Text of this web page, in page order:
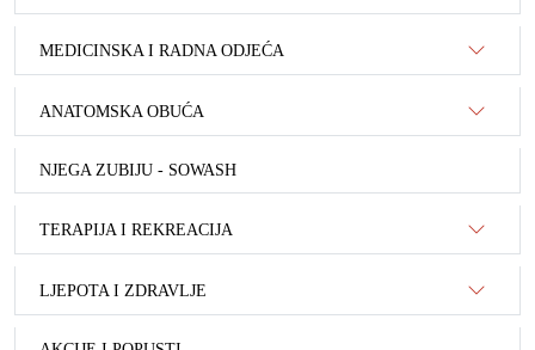
MEDICINSKA I RADNA ODJEĆA
ANATOMSKA OBUĆA
NJEGA ZUBIJU - SOWASH
TERAPIJA I REKREACIJA
LJEPOTA I ZDRAVLJE